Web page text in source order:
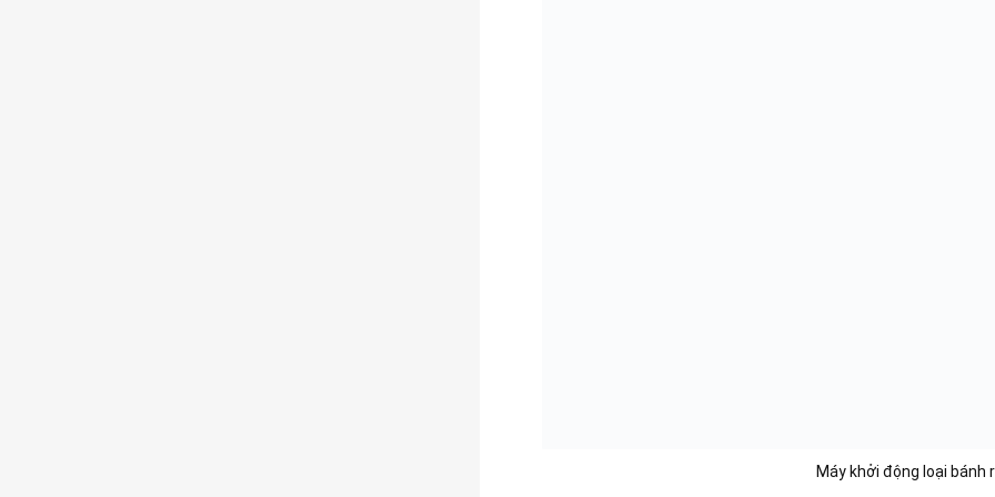
Máy khởi động loại bánh